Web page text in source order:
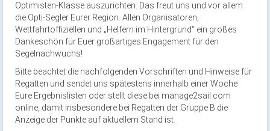
Optimisten-Klasse auszurichten. Das freut uns und vor allem
die Opti-Segler Eurer Region. Allen Organisatoren,
Wettfahrtoffiziellen und „Helfern im Hintergrund“ ein großes
Dankeschön für Euer großartiges Engagement für den
Segelnachwuchs!
Bitte beachtet die nachfolgenden Vorschriften und Hinweise für
Regatten und sendet uns spätestens innerhalb einer Woche
Eure Ergebnislisten oder stellt diese bei manage2sail.com
online, damit insbesondere bei Regatten der Gruppe B die
Anzeige der Punkte auf aktuellem Stand ist.